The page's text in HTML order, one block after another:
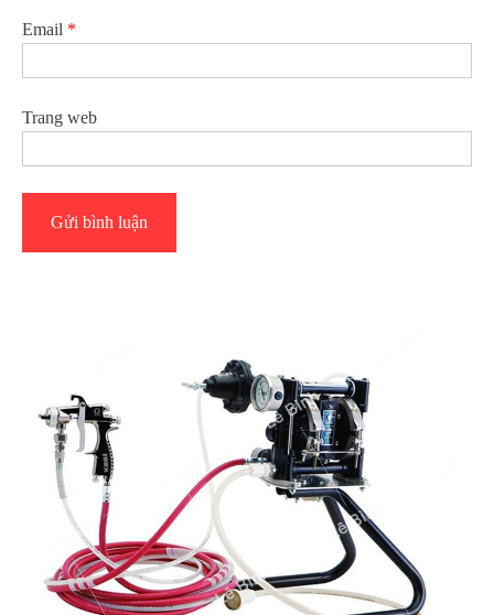
Email *
Trang web